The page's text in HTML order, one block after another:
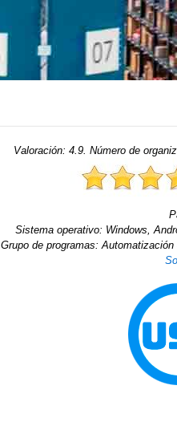
Valoración: 4.9. Número de
Sistema operativo: Windows,
Grupo de programas:Automatización